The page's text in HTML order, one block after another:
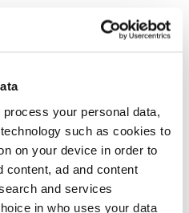
process your personal data,
such as cookies to
on your device in order to
content, ad and content
and services
in who uses your data
z vsemi različnimi
na muslimanske in celo
Ne glede na to, kam bo
bo slej ko prej
ki se jo splača
V letu 2021 bo